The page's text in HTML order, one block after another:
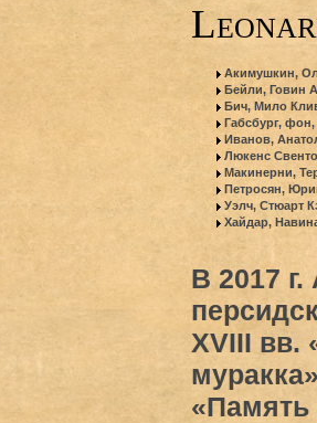
Акимушкин,
Бейли, Говин
Бич, Мило
Габсбург,
Иванов,
Люкенс
Макинерни,
Петросян,
Уэлч, Стюарт
Хайдар,
В 2017
XVIII вв.